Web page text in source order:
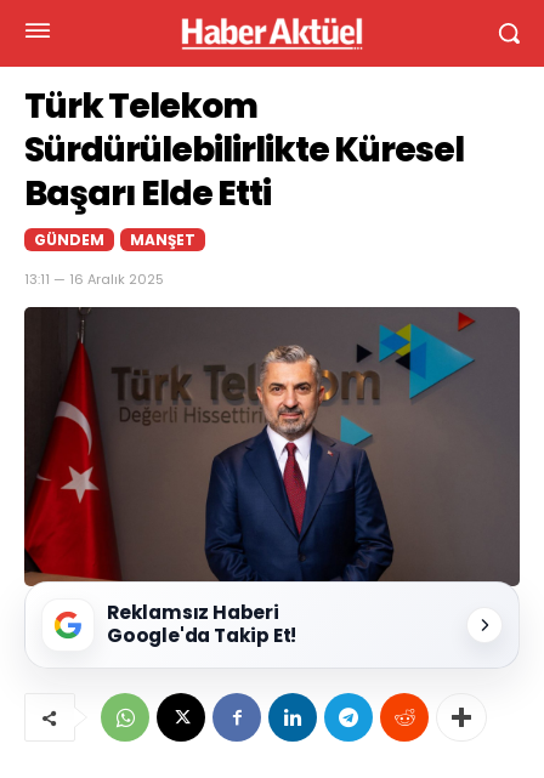
Türk Telekom
Sürdürülebilirlikte Küresel
Başarı Elde Etti
GÜNDEM MANŞET
13:11 — 16 Aralık 2025
Reklamsız Haberi
Google'da Takip Et!